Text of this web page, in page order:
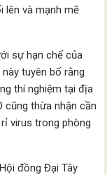
lên và mạnh mẽ
sự hạn chế của
tuyên bố rằng
thí nghiệm tại địa
cũng thừa nhận cần
virus trong phòng
đồng Đại Tây